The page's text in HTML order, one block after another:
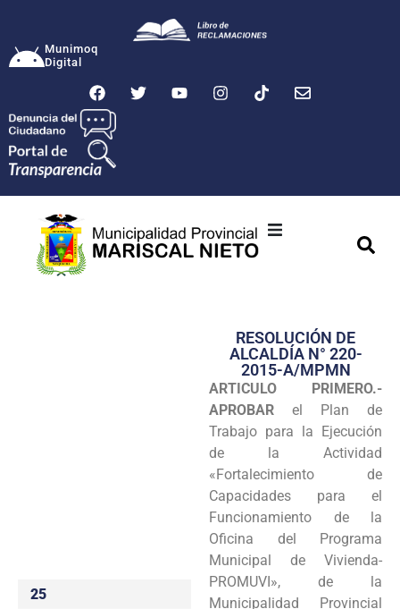
Munimoq
Digital
Transparencia
Seguridad
Programas
Intranet
25
RESOLUCIÓN DE
ALCALDÍA N° 220-
2015-A/MPMN
ARTICULO PRIMERO.-
APROBAR el Plan de
Trabajo para la Ejecución
de la Actividad
«Fortalecimiento de
Capacidades para el
Funcionamiento de la
Oficina del Programa
Municipal de Vivienda-
PROMUVI», de la
Municipalidad Provincial